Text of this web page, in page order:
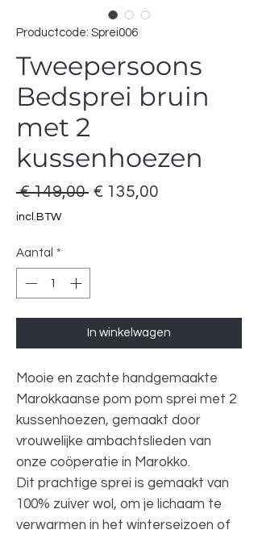
Productcode: Sprei006
Tweepersoons
Bedsprei bruin
met 2
kussenhoezen
€ 149,00 Normale
€ 135,00
incl.BTW
Aantal *
In winkelwagen
Mooie en zachte handgemaakte
Marokkaanse pom pom sprei met 2
kussenhoezen, gemaakt door
vrouwelijke ambachtslieden van
onze coöperatie in Marokko.
Dit prachtige sprei is gemaakt van
100% zuiver wol, om je lichaam te
verwarmen in het winterseizoen of